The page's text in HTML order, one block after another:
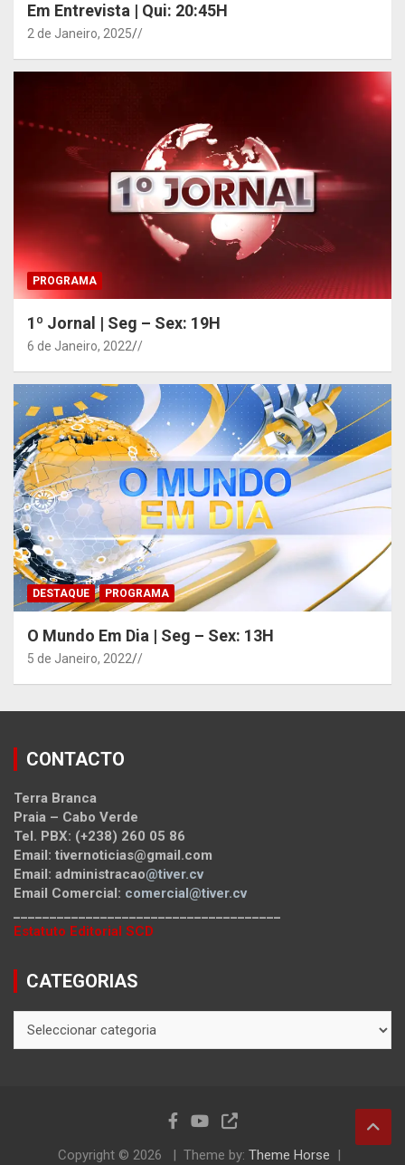
Em Entrevista | Qui: 20:45H
2 de Janeiro, 2025 /
PROGRAMA
1º Jornal | Seg – Sex: 19H
6 de Janeiro, 2022 /
DESTAQUE PROGRAMA
O Mundo Em Dia | Seg – Sex: 13H
5 de Janeiro, 2022 /
CONTACTO
Terra Branca
Praia – Cabo Verde
Tel. PBX: (+238) 260 05 86
Email: tivernoticias@gmail.com
Email: administracao@tiver.cv
Email Comercial: comercial@tiver.cv
Estatuto Editorial SCD
CATEGORIAS
Copyright © 2026 Theme by: Theme Horse